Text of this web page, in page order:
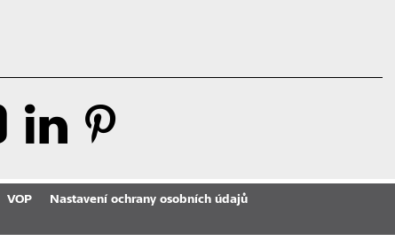
VOP
Nastavení ochrany osobních údajů